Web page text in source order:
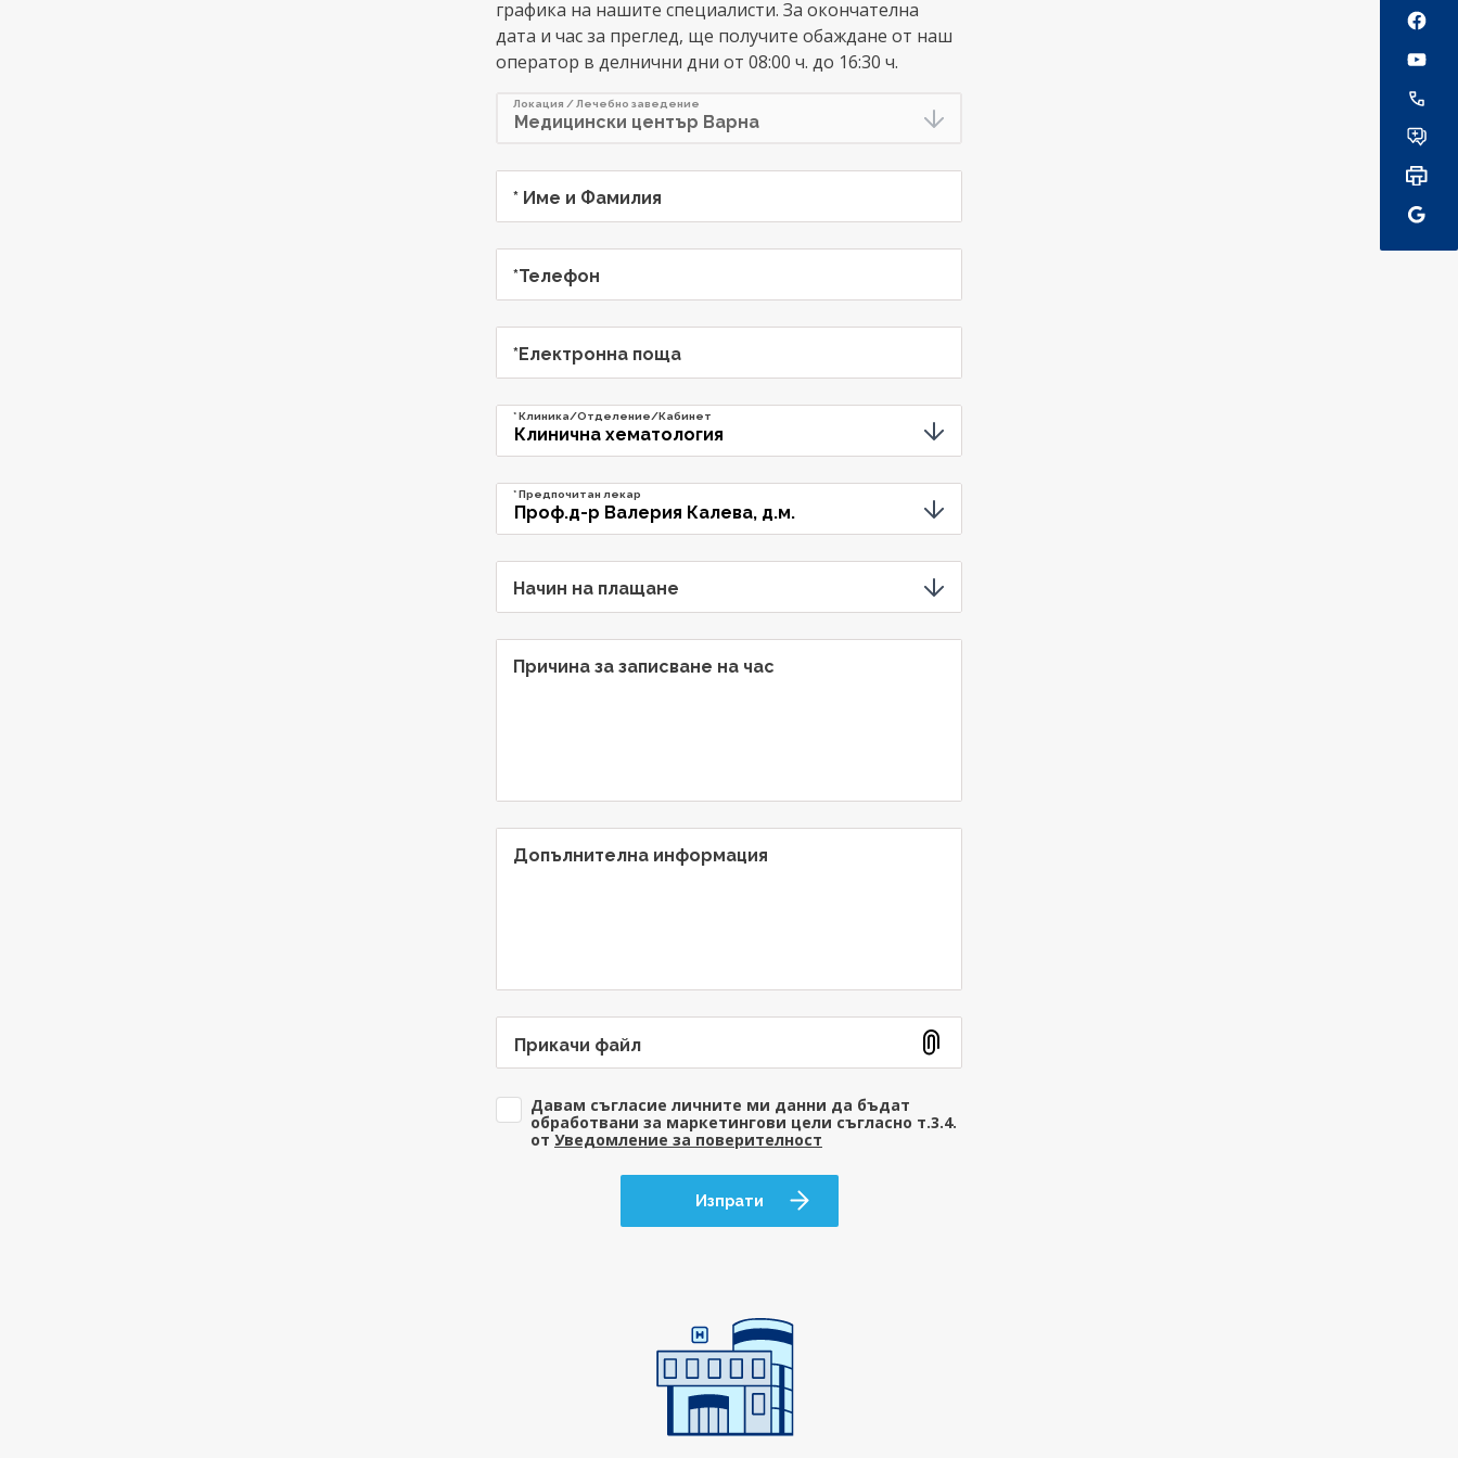
графика на нашите специалисти. За окончателна
дата и час за преглед, ще получите обаждане от наш
оператор в делнични дни от 08:00 ч. до 16:30 ч.
Локация / Лечебно заведение
* Име и Фамилия
*Телефон
*Електронна поща
* Клиника/Отделение/Кабинет
* Предпочитан лекар
Начин на плащане
Причина за записване на час
Допълнителна информация
Прикачи файл
Давам съгласие личните ми данни да бъдат
обработвани за маркетингови цели съгласно т.3.4.
от Уведомление за поверителност
Изпрати